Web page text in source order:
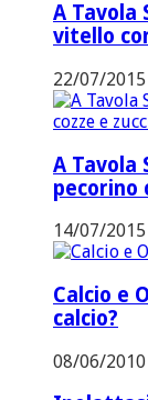
A Tavola
vitello
22/07/2015
A Tavola
pecorino
14/07/2015
Calcio e
calcio?
08/06/2010